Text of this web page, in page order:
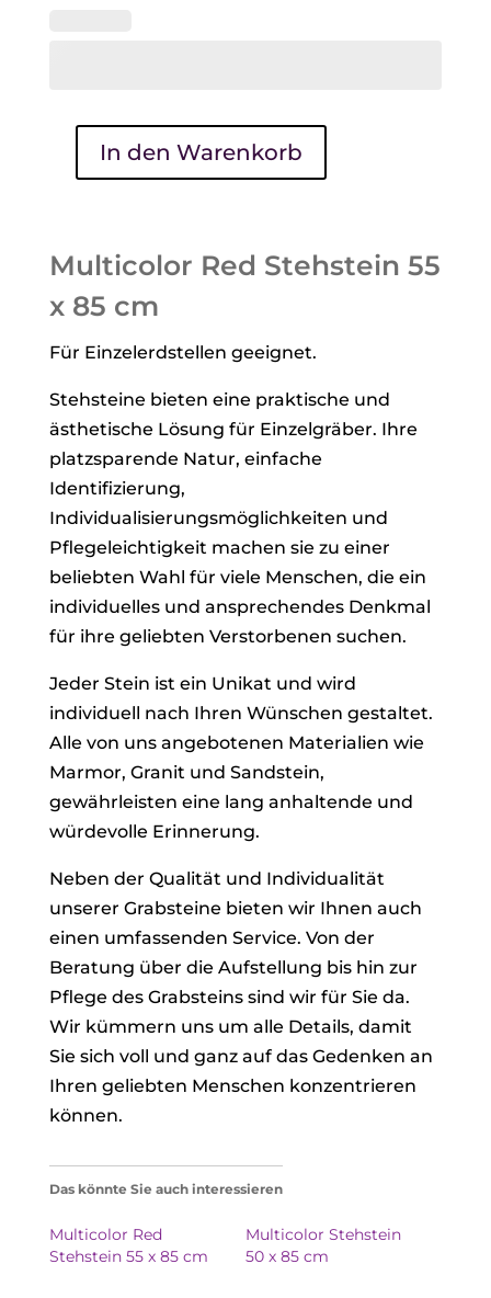
Multicolor
55
85
cm
In den Warenkorb
Multicolor Red Stehstein 55
x 85 cm
Für Einzelerdstellen geeignet.
Stehsteine bieten eine praktische und
ästhetische Lösung für Einzelgräber. Ihre
platzsparende Natur, einfache
Identifizierung,
Individualisierungsmöglichkeiten und
Pflegeleichtigkeit machen sie zu einer
beliebten Wahl für viele Menschen, die ein
individuelles und ansprechendes Denkmal
für ihre geliebten Verstorbenen suchen.
Jeder Stein ist ein Unikat und wird
individuell nach Ihren Wünschen gestaltet.
Alle von uns angebotenen Materialien wie
Marmor, Granit und Sandstein,
gewährleisten eine lang anhaltende und
würdevolle Erinnerung.
Neben der Qualität und Individualität
unserer Grabsteine bieten wir Ihnen auch
einen umfassenden Service. Von der
Beratung über die Aufstellung bis hin zur
Pflege des Grabsteins sind wir für Sie da.
Wir kümmern uns um alle Details, damit
Sie sich voll und ganz auf das Gedenken an
Ihren geliebten Menschen konzentrieren
können.
Das könnte Sie auch interessieren
Multicolor Red
Stehstein 55 x 85 cm
Multicolor Stehstein
50 x 85 cm